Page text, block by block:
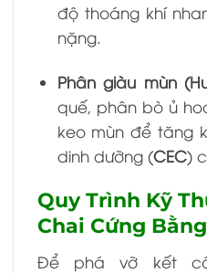
độ thoáng khí
nặng.
Phân giàu mùn
quế, phân bò ủ
keo mùn để tăng
dinh dưỡng (CEC)
Quy Trình Kỹ
Chai Cứng
Để phá vỡ kết